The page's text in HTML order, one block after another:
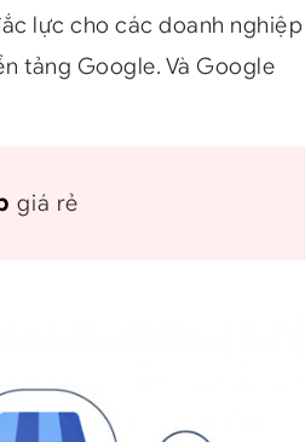
lực cho các doanh nghiệp
tảng Google. Và Google
giá rẻ